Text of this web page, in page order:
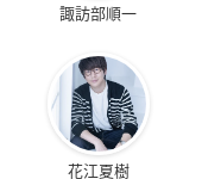
諏訪部順一
花江夏樹